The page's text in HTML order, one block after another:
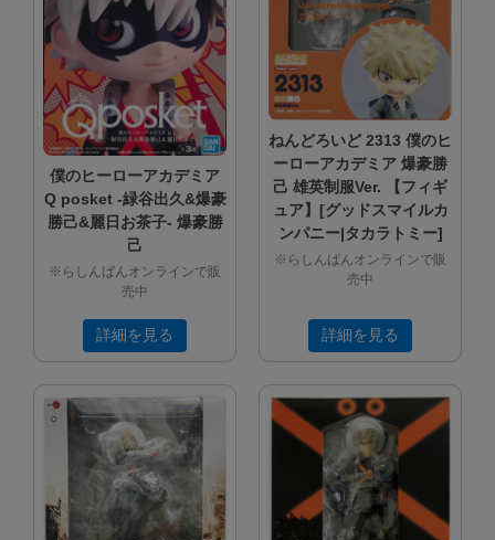
僕のヒーローアカデミア
Q posket -緑谷出久&爆豪
勝己&麗日お茶子- 爆豪勝
己
※らしんばんオンラインで販
売中
詳細を見る
ねんどろいど 2313 僕のヒ
ーローアカデミア 爆豪勝
己 雄英制服Ver. 【フィギ
ュア】[グッドスマイルカ
ンパニー|タカラトミー]
※らしんばんオンラインで販
売中
詳細を見る